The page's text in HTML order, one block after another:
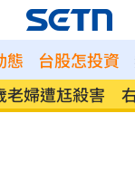
態 台股怎投資
老婦遭尪殺害